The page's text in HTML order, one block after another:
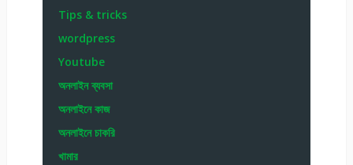
Tips & tricks
wordpress
Youtube
অনলাইন ব্যবসা
অনলাইনে কাজ
অনলাইনে চাকরি
খামার